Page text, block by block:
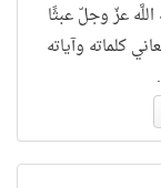
عزّ وجلّ عبثًا
كلماته وآياته